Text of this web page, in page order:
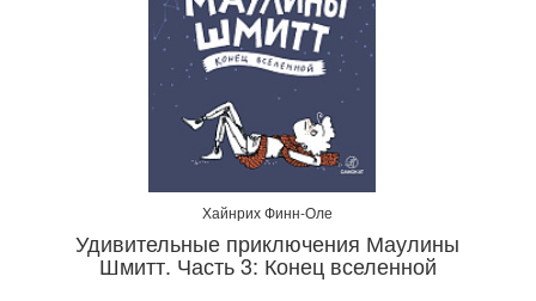
Хайнрих Финн-Оле
Удивительные приключения Маулины
Шмитт. Часть 3: Конец вселенной